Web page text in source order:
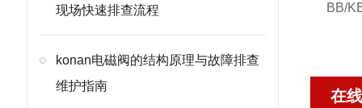
现场快速排查流程
konan电磁阀的结构原理与故障排查
维护指南
BB/
在